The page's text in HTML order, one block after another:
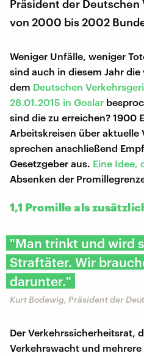
Präsident der
von 2000 bis 2002
Weniger Unfälle, weniger
sind auch in diesem Jahr
dem Deutschen
28.01.2015 in Goslar
sind die zu erreichen? 1900
Arbeitskreisen über aktuelle
sprechen anschließend
Gesetzgeber aus. Eine Idee,
Absenken der
1,1 Promille als
"Man trinkt und wird
Straftäter. Wir
darunter."
Kurt Bodewig, Präsident der
Der Verkehrssicherheitsrat,
Verkehrswacht und